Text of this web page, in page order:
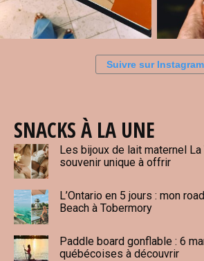
Suivre sur Instagram
SNACKS À LA UNE
Les bijoux de lait maternel La
souvenir unique à offrir
L’Ontario en 5 jours : mon
Beach à Tobermory
Paddle board gonflable : 6
québécoises à découvrir